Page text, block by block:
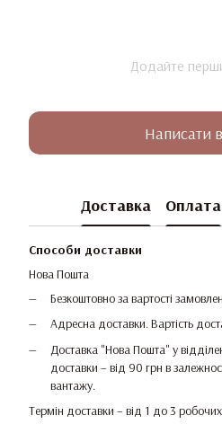
Додайте
Написати
Доставка Оплата
Способи доставки
Нова Пошта
Безкоштовно за вартості
Адресна доставки. Вартість
Доставка "Нова Пошта" у
доставки – від 90 грн в
вантажу.
Термін доставки – від 1 до 3